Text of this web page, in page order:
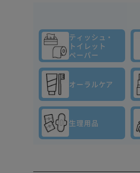
ティッシュ・
トイレット
ペーパー
オーラルケア
生理用品